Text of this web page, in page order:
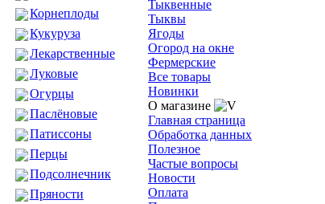
Корнеплоды
Кукуруза
Лекарственные
Луковые
Огурцы
Паслёновые
Патиссоны
Перцы
Подсолнечник
Пряности
Тыквенные
Тыквы
Ягоды
Огород на окне
Фермерские
Все товары
Новинки
О магазине
Главная страница
Обработка данных
Полезное
Частые вопросы
Новости
Оплата